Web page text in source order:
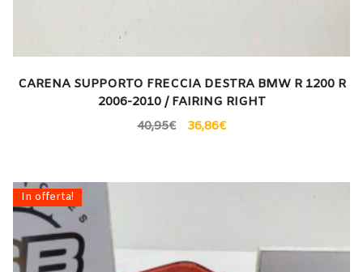
CARENA SUPPORTO FRECCIA DESTRA BMW R 1200 R
2006-2010 / FAIRING RIGHT
40,95€ 36,86€
In offerta!